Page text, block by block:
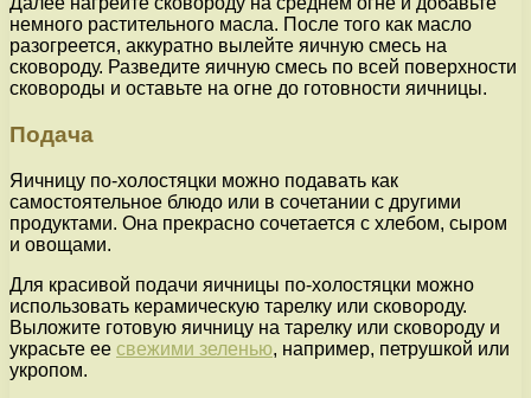
немного растительного масла. После того как масло
разогреется, аккуратно вылейте яичную смесь на
сковороду. Разведите яичную смесь по всей поверхности
сковороды и оставьте на огне до готовности яичницы.
Подача
Яичницу по-холостяцки можно подавать как
самостоятельное блюдо или в сочетании с другими
продуктами. Она прекрасно сочетается с хлебом, сыром
и овощами.
Для красивой подачи яичницы по-холостяцки можно
использовать керамическую тарелку или сковороду.
Выложите готовую яичницу на тарелку или сковороду и
украсьте ее свежими зеленью, например, петрушкой или
укропом.